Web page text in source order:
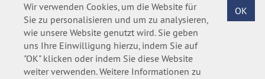
Wir verwenden Cookies, um die Website für
Sie zu personalisieren und um zu analysieren,
wie unsere Website genutzt wird. Sie geben
uns Ihre Einwilligung hierzu, indem Sie auf
"OK" klicken oder indem Sie diese Website
weiter verwenden. Weitere Informationen zu
OK